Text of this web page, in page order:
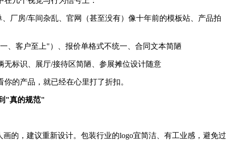
厂房/车间杂乱、官网（甚至没有）像十年前的模板站、产品拍
、客户至上"）、报价单格式不统一、合同文本简陋
无标识、展厅/接待区简陋、参展摊位设计随意
的产品，就已经在心里打了折扣。
"真的规范"
画的，建议重新设计。包装行业的logo宜简洁、有工业感，避免过